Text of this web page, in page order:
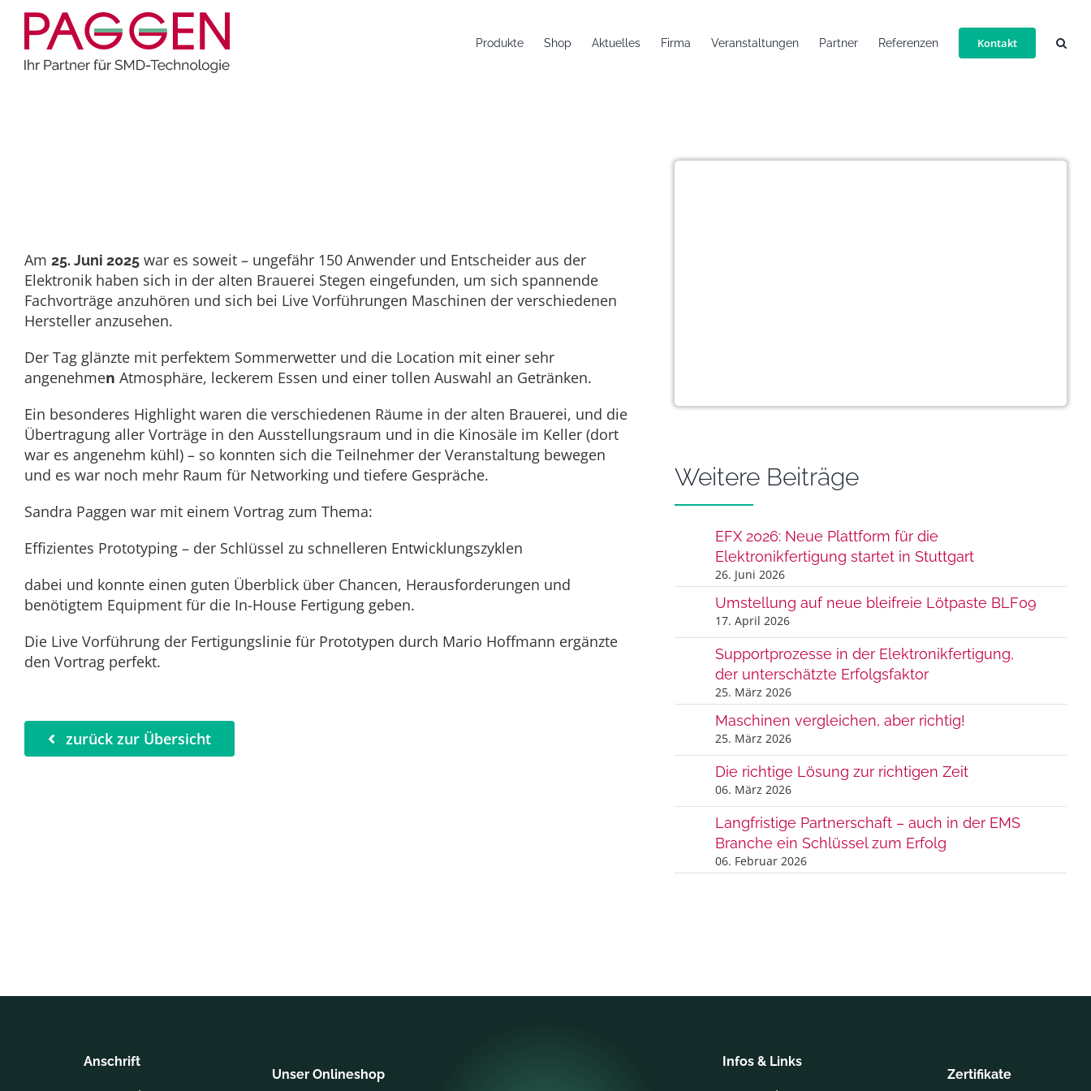
Zum
Inhalt
springen
Produkte Shop Aktuelles Firma Veranstaltungen Partner Referenzen Kontakt
Am 25. Juni 2025war es soweit – ungefähr 150 Anwender und Entscheider aus der
Elektronik haben sich in der alten Brauerei Stegen eingefunden, um sich spannende
Fachvorträge anzuhören und sich bei Live Vorführungen Maschinen der verschiedenen
Hersteller anzusehen.
Der Tag glänzte mit perfektem Sommerwetter und die Location mit einer sehr
angenehmen Atmosphäre, leckerem Essen und einer tollen Auswahl an Getränken.
Ein besonderes Highlight waren die verschiedenen Räume in der alten Brauerei, und die
Übertragung aller Vorträge in den Ausstellungsraum und in die Kinosäle im Keller (dort
war es angenehm kühl) – so konnten sich die Teilnehmer der Veranstaltung bewegen
und es war noch mehr Raum für Networking und tiefere Gespräche.
Sandra Paggen war mit einem Vortrag zum Thema:
Effizientes Prototyping – der Schlüssel zu schnelleren Entwicklungszyklen
dabei und konnte einen guten Überblick über Chancen, Herausforderungen und
benötigtem Equipment für die In-House Fertigung geben.
Die Live Vorführung der Fertigungslinie für Prototypen durch Mario Hoffmann ergänzte
den Vortrag perfekt.
zurück zur Übersicht
Weitere Beiträge
EFX 2026: Neue Plattform für die
Elektronikfertigung startet in Stuttgart
26. Juni 2026
Umstellung auf neue bleifreie Lötpaste BLF09
17. April 2026
Supportprozesse in der Elektronikfertigung,
der unterschätzte Erfolgsfaktor
25. März 2026
Maschinen vergleichen, aber richtig!
25. März 2026
Die richtige Lösung zur richtigen Zeit
06. März 2026
Langfristige Partnerschaft – auch in der EMS
Branche ein Schlüssel zum Erfolg
06. Februar 2026
Anschrift
Unser Onlineshop
Infos & Links
Zertifikate